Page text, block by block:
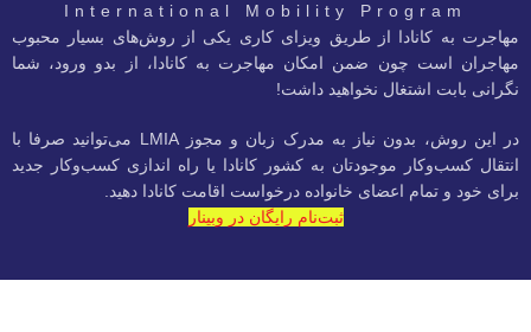
International Mobility Program
مهاجرت به کانادا از طریق ویزای کاری یکی از روش‌های بسیار محبوب
مهاجران است چون ضمن امکان مهاجرت به کانادا، از بدو ورود، شما
نگرانی بابت اشتغال نخواهید داشت!
در این روش، بدون نیاز به مدرک زبان و مجوز LMIA می‌توانید صرفا با
انتقال کسب‌و‌کار موجودتان به کشور کانادا یا راه اندازی کسب‌و‌کار جدید
برای خود و تمام اعضای خانواده درخواست اقامت کانادا دهید.
ثبت‌نام رایگان در وبینار